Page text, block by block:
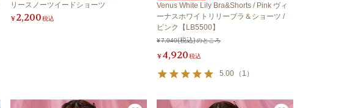
リースノーツイードショーツ
¥2,200税込
Venus White Lily Bra&Shorts / Pink ヴィ
ーナスホワイトリリーブラ＆ショーツ /
ピンク【LB5500】
¥7,040 のところ
¥4,920税込
5.00 （ 1 ）